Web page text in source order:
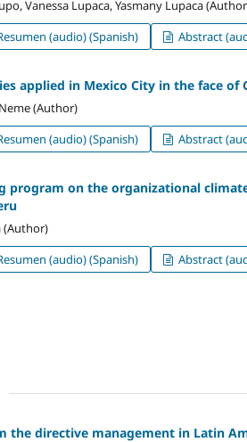
Vanessa Lupaca, Yasmany Lupaca
(audio) (Spanish) Abstract
applied in Mexico City in the face of
(Author)
(audio) (Spanish) Abstract
program on the organizational
(Author)
(audio) (Spanish) Abstract
the directive management in Latin